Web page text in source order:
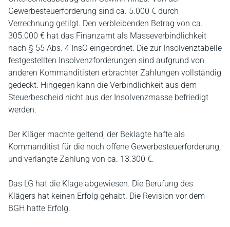
Gewerbesteuerforderung sind ca. 5.000 € durch
Verrechnung getilgt. Den verbleibenden Betrag von ca.
305.000 € hat das Finanzamt als Masseverbindlichkeit
nach § 55 Abs. 4 InsO eingeordnet. Die zur Insolvenztabelle
festgestellten Insolvenzforderungen sind aufgrund von
anderen Kommanditisten erbrachter Zahlungen vollständig
gedeckt. Hingegen kann die Verbindlichkeit aus dem
Steuerbescheid nicht aus der Insolvenzmasse befriedigt
werden.
Der Kläger machte geltend, der Beklagte hafte als
Kommanditist für die noch offene Gewerbesteuerforderung,
und verlangte Zahlung von ca. 13.300 €.
Das LG hat die Klage abgewiesen. Die Berufung des
Klägers hat keinen Erfolg gehabt. Die Revision vor dem
BGH hatte Erfolg.